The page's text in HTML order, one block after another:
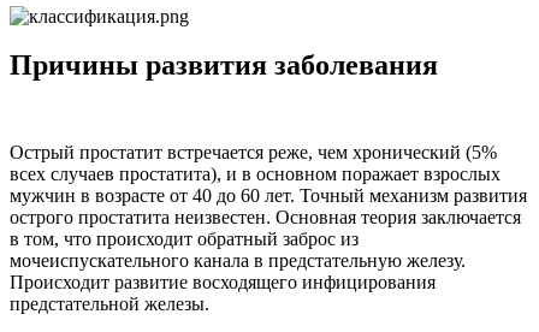
Причины развития заболевания
Острый простатит встречается реже, чем хронический (5%
всех случаев простатита), и в основном поражает взрослых
мужчин в возрасте от 40 до 60 лет. Точный механизм развития
острого простатита неизвестен. Основная теория заключается
в том, что происходит обратный заброс из
мочеиспускательного канала в предстательную железу.
Происходит развитие восходящего инфицирования
предстательной железы.